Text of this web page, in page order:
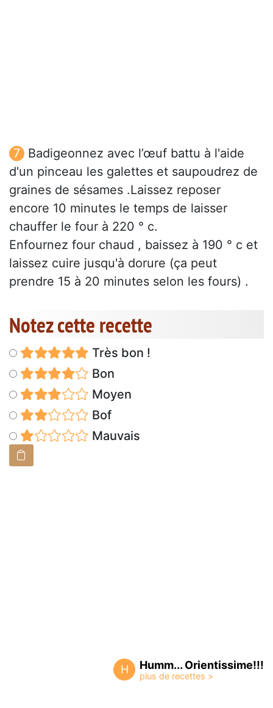
Badigeonnez avec l’œuf battu à l'aide
d'un pinceau les galettes et saupoudrez de
graines de sésames .Laissez reposer
encore 10 minutes le temps de laisser
chauffer le four à 220 ° c.
Enfournez four chaud , baissez à 190 ° c et
laissez cuire jusqu'à dorure (ça peut
prendre 15 à 20 minutes selon les fours) .
Notez cette recette
Très bon !
Bon
Moyen
Bof
Mauvais
H Humm... Orientissime!!!